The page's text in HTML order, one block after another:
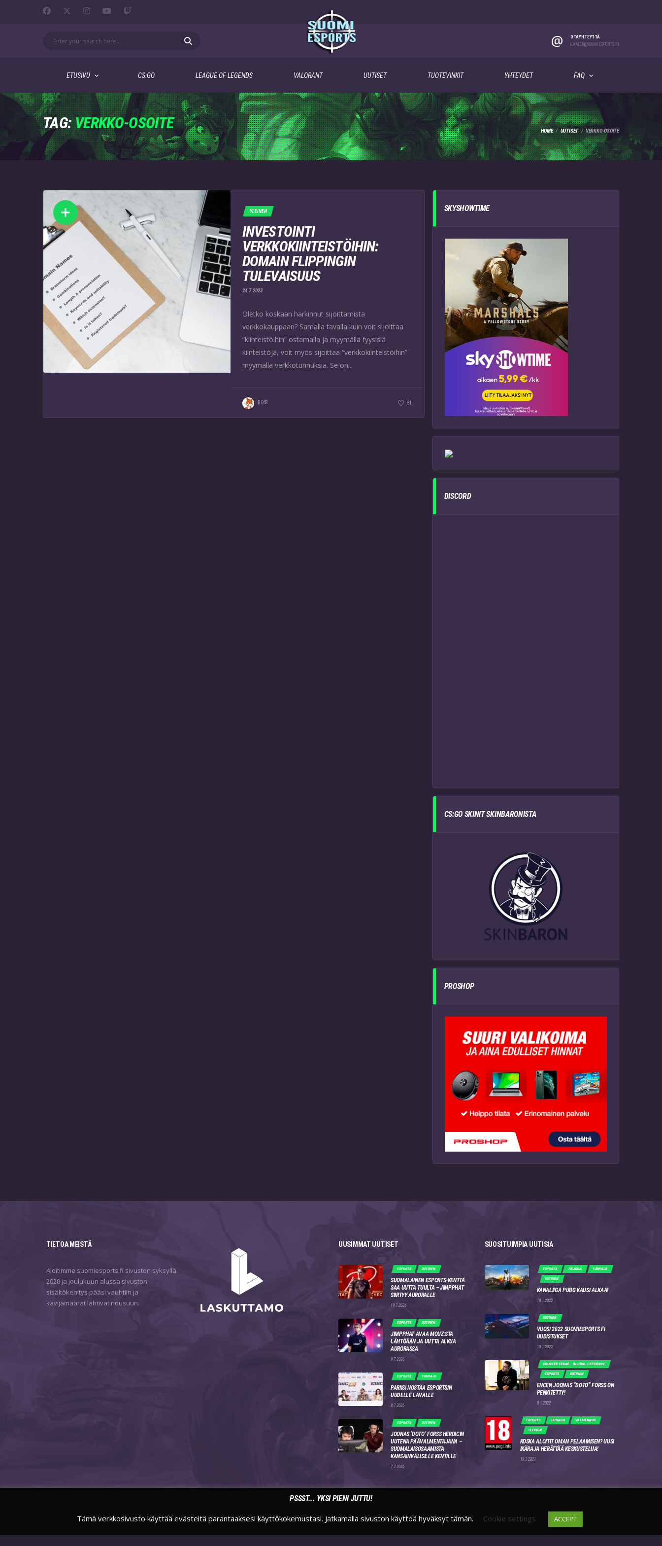
@
OTA YHTEYTTÄ
GAMER@SUOMIESPORTS.FI
ETUSIVU CS:GO LEAGUE OF LEGENDS VALORANT UUTISET TUOTEVINKIT YHTEYDET FAQ
TAG:VERKKO-OSOITE HOME UUTISET VERKKO-OSOITE
YLEINEN
INVESTOINTI
VERKKOKIINTEISTÖIHIN:
DOMAIN FLIPPINGIN
TULEVAISUUS
24.7.2023
Oletko koskaan harkinnut sijoittamista
verkkokauppaan? Samalla tavalla kuin voit sijoittaa
“kiinteistöihin” ostamalla ja myymällä fyysisiä
kiinteistöjä, voit myös sijoittaa “verkkokiinteistöihin”
myymällä verkkotunnuksia. Se on...
BOSS 51
SKYSHOWTIME
DISCORD
CS:GO SKINIT SKINBARONISTA
PROSHOP
TIETOA MEISTÄ
Aloitimme suomiesports.fi sivuston syksyllä
2020 ja joulukuun alussa sivuston
sisältökehitys pääsi vauhtiin ja
kävijämäärät lähtivät nousuun.
UUSIMMAT UUTISET
ESPORTS UUTINEN
SUOMALAINEN ESPORTS-KENTTÄ
SAA UUTTA TUULTA – JIMPPHAT
SIIRTYY AURORALLE
19.7.2026
ESPORTS UUTINEN
JIMPPHAT AVAA MOUZ:STA
LÄHTÖÄÄN JA UUTTA ALKUA
AURORASSA
9.7.2026
ESPORTS TURNAUS
PARIISI NOSTAA ESPORTSIN
UUDELLE LAVALLE
8.7.2026
ESPORTS UUTINEN
JOONAS ‘DOTO’ FORSS HEROICIN
UUTENA PÄÄVALMENTAJANA –
SUOMALAISOSAAMISTA
KANSAINVÄLISILLE KENTILLE
7.7.2026
SUOSITUIMPIA UUTISIA
ESPORTS JOUKKUE TURNAUS
UUTINEN
KANALIIGA PUBG KAUSI ALKAA!
10.1.2022
UUTINEN
VUOSI 2022 SUOMIESPORTS.FI
UUDISTUKSET
10.1.2022
COUNTER STRIKE - GLOBAL OFFENSIVE
ESPORTS UUTINEN
ENCEN JOONAS “DOTO” FORSS ON
PENKITETTY!
8.1.2022
ESPORTS UUTINEN VALMENNUS
YLEINEN
KOSKA ALOITIT OMAN PELAAMISEN? UUSI
IKÄRAJA HERÄTTÄÄ KESKUSTELUA!
18.3.2021
FACEBOOK TWITTER INSTAGRAM TWITCH DISCORD
PSSST... YKSI PIENI JUTTU!
Tämä verkkosivusto käyttää evästeitä parantaaksesi käyttökokemustasi. Jatkamalla sivuston käyttöä hyväksyt tämän. Cookie settings ACCEPT